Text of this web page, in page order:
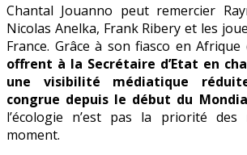
/
Merci
les
Bleus
Chantal Jouanno peut remercier
Nicolas Anelka, Frank Ribery et les
France. Grâce à son fiasco en Afrique
offrent à la Secrétaire d’Etat en
une visibilité médiatique
congrue depuis le début du
l’écologie n’est pas la priorité des
moment.